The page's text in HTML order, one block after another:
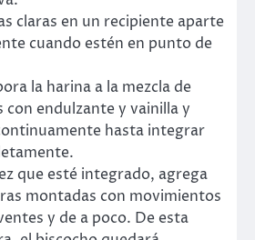
claras en un recipiente aparte
cuando estén en punto de
la harina a la mezcla de
con endulzante y vainilla y
hasta integrar
que esté integrado, agrega
montadas con movimientos
y de a poco. De esta